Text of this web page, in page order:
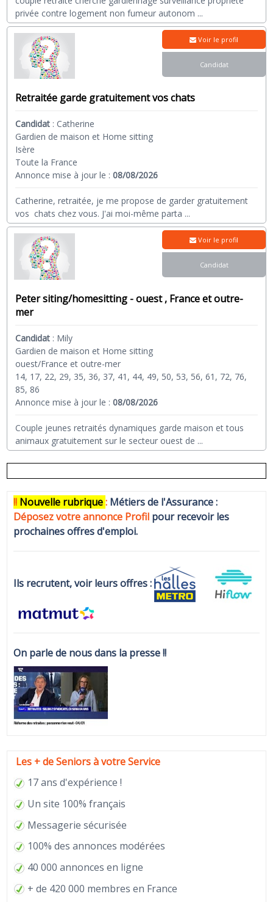
privée contre logement non fumeur autonom ...
Retraitée garde gratuitement vos chats
Candidat : Catherine
Gardien de maison et Home sitting
Isère
Toute la France
Annonce mise à jour le :08/08/2026
Catherine, retraitée, je me propose de garder gratuitement
vos chats chez vous. J'ai moi-même parta ...
Voir le profil
Candidat
Peter siting/homesitting - ouest , France et outre-
mer
Candidat : Mily
Gardien de maison et Home sitting
ouest/France et outre-mer
14, 17, 22, 29, 35, 36, 37, 41, 44, 49, 50, 53, 56, 61, 72, 76,
85, 86
Annonce mise à jour le :08/08/2026
Couple jeunes retraités dynamiques garde maison et tous
animaux gratuitement sur le secteur ouest de ...
Voir le profil
Candidat
!! Nouvelle rubrique: Métiers de l'Assurance :
Déposez votre annonce Profil pour recevoir les
prochaines offres d'emploi.
Ils recrutent, voir leurs offres :
On parle de nous dans la presse !!
Les + de Seniors à votre Service
17 ans d'expérience !
Un site 100% français
Messagerie sécurisée
100% des annonces modérées
40 000 annonces en ligne
+ de 420 000 membres en France